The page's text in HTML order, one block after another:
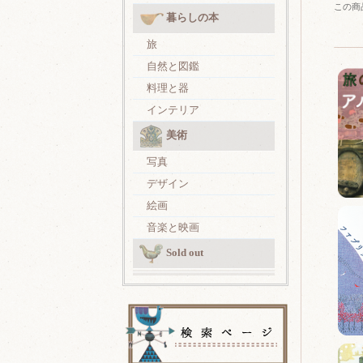
暮らしの本
旅
自然と図鑑
料理と器
インテリア
美術
写真
デザイン
絵画
音楽と映画
Sold out
この